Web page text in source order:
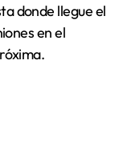
donde llegue el
en el